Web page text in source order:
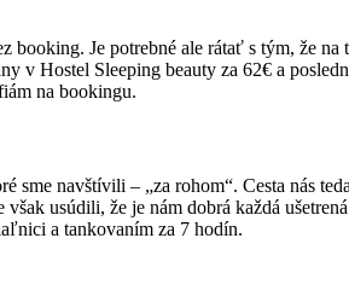
Je potrebné ale rátať s tým, že
v Hostel Sleeping beauty za 62€ a
na bookingu.
navštívili – „za rohom“. Cesta nás
usúdili, že je nám dobrá každá
a tankovaním za 7 hodín.